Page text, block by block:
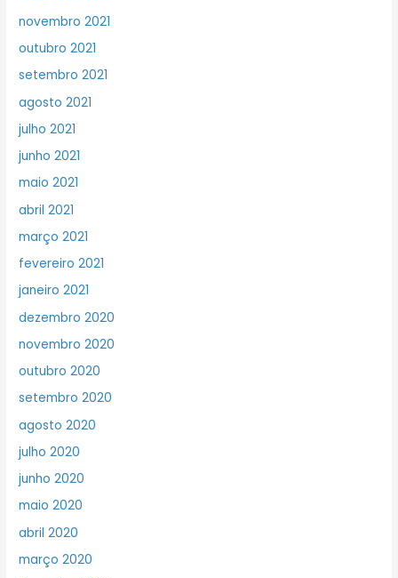
novembro 2021
outubro 2021
setembro 2021
agosto 2021
julho 2021
junho 2021
maio 2021
abril 2021
março 2021
fevereiro 2021
janeiro 2021
dezembro 2020
novembro 2020
outubro 2020
setembro 2020
agosto 2020
julho 2020
junho 2020
maio 2020
abril 2020
março 2020